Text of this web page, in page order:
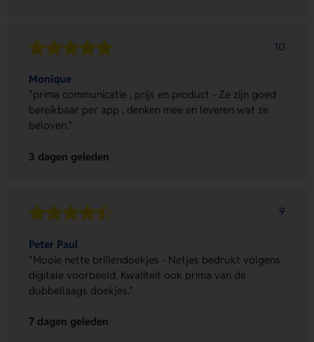
10
Monique
"prima communicatie , prijs en product - Ze zijn goed
bereikbaar per app , denken mee en leveren wat ze
beloven."
3 dagen geleden
9
Peter Paul
"Mooie nette brillendoekjes - Netjes bedrukt volgens
digitale voorbeeld. Kwaliteit ook prima van de
dubbellaags doekjes."
7 dagen geleden